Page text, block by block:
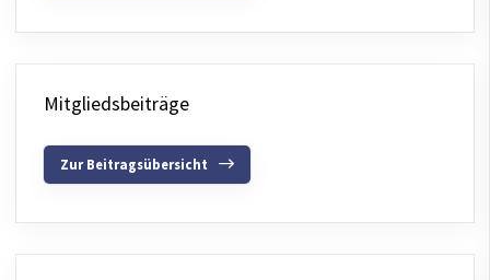
Mitgliedsbeiträge
Zur Beitragsübersicht